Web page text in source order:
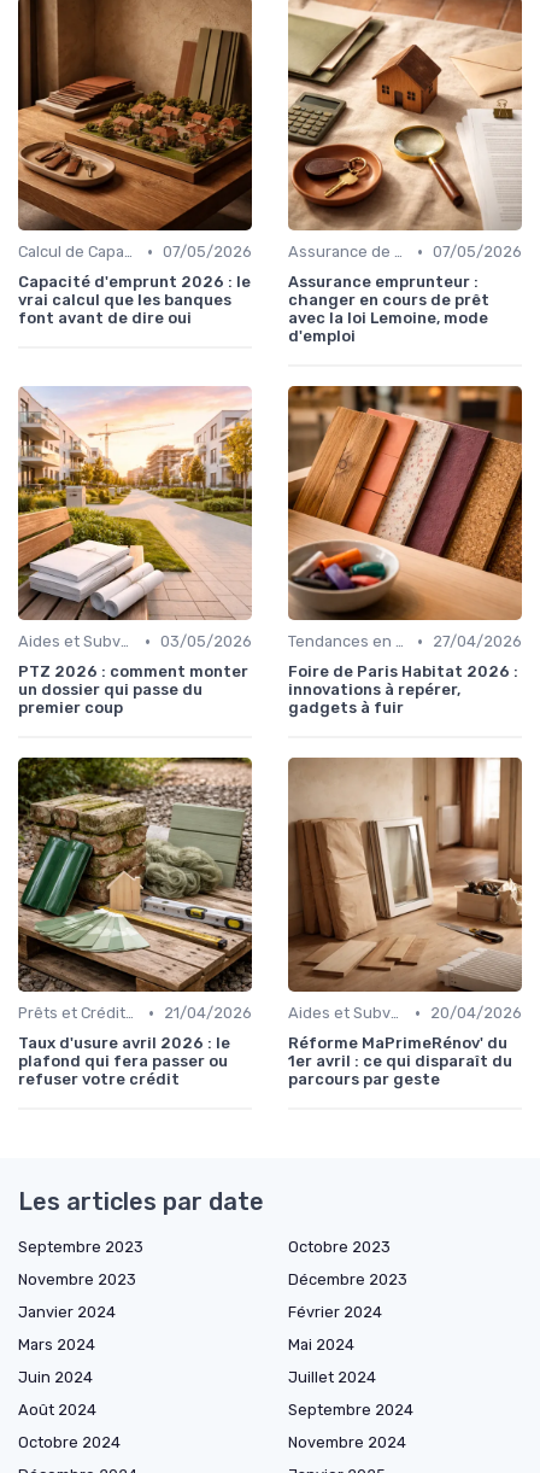
Calcul de Capacité d'Emprunt • 07/05/2026
Capacité d'emprunt 2026 : le
vrai calcul que les banques
font avant de dire oui
Assurance de Prêt Immobilier • 07/05/2026
Assurance emprunteur :
changer en cours de prêt
avec la loi Lemoine, mode
d'emploi
Aides et Subventions Immobilières • 03/05/2026
PTZ 2026 : comment monter
un dossier qui passe du
premier coup
Tendances en Aménagement Domestique •
27/04/2026
Foire de Paris Habitat 2026 :
innovations à repérer,
gadgets à fuir
Prêts et Crédits Immobiliers •
21/04/2026
Taux d'usure avril 2026 : le
plafond qui fera passer ou
refuser votre crédit
Aides et Subventions Immobilières •
20/04/2026
Réforme MaPrimeRénov' du
1er avril : ce qui disparaît du
parcours par geste
Les articles par date
Septembre 2023
Octobre 2023
Novembre 2023
Décembre 2023
Janvier 2024
Février 2024
Mars 2024
Mai 2024
Juin 2024
Juillet 2024
Août 2024
Septembre 2024
Octobre 2024
Novembre 2024